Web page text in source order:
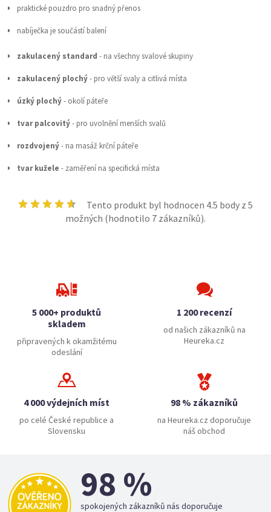
praktické pouzdro pro snadný přenos
nabíječka je součástí balení
zakulacený standard - na všechny svalové skupiny
zakulacený plochý- pro větší svaly a citlivá místa
úzký plochý- okolí páteře
tvar palcovitý- pro uvolnění menších svalů
rozdvojený- na masáž krční páteře
tvar kužele - zaměření na specifická místa
Tento produkt byl hodnocen 4.5 body z 5
možných (hodnotilo 7zákazníků).
5 000+ produktů
skladem
připravených k okamžitému
odeslání
1 200 recenzí
od našich zákazníků na
Heureka.cz
4 000 výdejních míst
po celé České republice a
Slovensku
98 % zákazníků
na Heureka.cz doporučuje
náš obchod
98 %
spokojených zákazníků nás doporučuje